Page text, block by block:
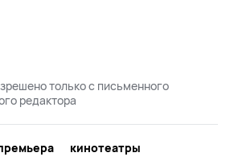
только с письменного
редактора
кинотеатры